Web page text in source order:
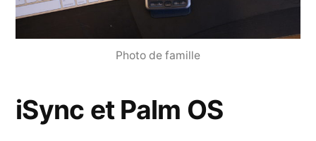
Photo de famille
iSync et Palm OS